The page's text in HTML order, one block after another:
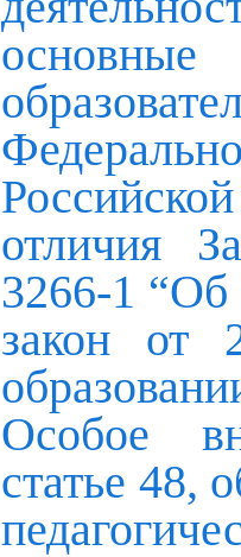
основные
отличия
3266-1 “Об
закон
Особое
статье 48,